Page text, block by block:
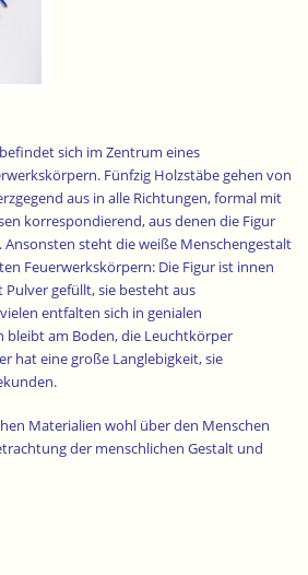
sich im Zentrum eines
Fünfzig Holzstäbe gehen von
aus in alle Richtungen, formal mit
korrespondierend, aus denen die Figur
steht die weiße Menschengestalt
Feuerwerkskörpern: Die Figur ist innen
gefüllt, sie besteht aus
entfalten sich in genialen
bleibt am Boden, die Leuchtkörper
hat eine große Langlebigkeit, sie
Materialien wohl über den Menschen
der menschlichen Gestalt und
Verständnis dieses spannungsvollen
stehende Mensch ist mit den